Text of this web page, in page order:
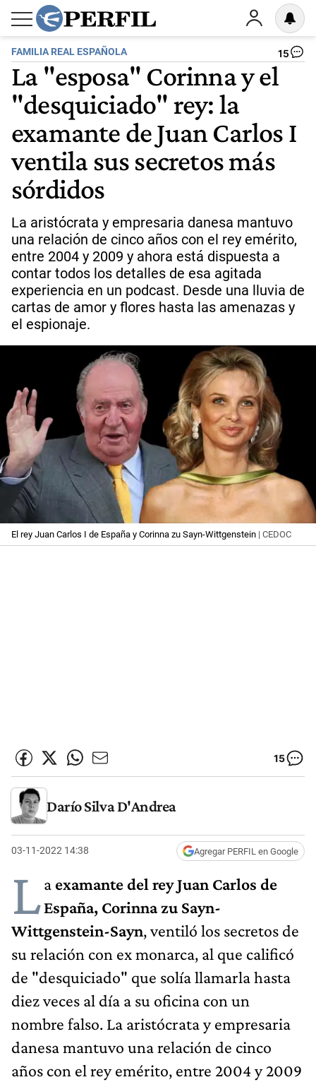
FAMILIA REAL ESPAÑOLA 15
La "esposa" Corinna y el
"desquiciado" rey: la
examante de Juan Carlos I
ventila sus secretos más
sórdidos
La aristócrata y empresaria danesa mantuvo
una relación de cinco años con el rey emérito,
entre 2004 y 2009 y ahora está dispuesta a
contar todos los detalles de esa agitada
experiencia en un podcast. Desde una lluvia de
cartas de amor y flores hasta las amenazas y
el espionaje.
El rey Juan Carlos I de España y Corinna zu Sayn-Wittgenstein | CEDOC
15
Darío Silva D'Andrea
03-11-2022 14:38 Agregar PERFIL en Google
La examante del rey Juan Carlos de
España, Corinna zu Sayn-
Wittgenstein-Sayn, ventiló los secretos de
su relación con ex monarca, al que calificó
de "desquiciado" que solía llamarla hasta
diez veces al día a su oficina con un
nombre falso. La aristócrata y empresaria
danesa mantuvo una relación de cinco
años con el rey emérito, entre 2004 y 2009